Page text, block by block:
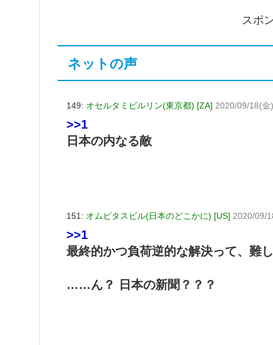
スポ
ネットの声
149: オセルタミビルリン(東京都) [ZA] 2020/09/18(
>>1
日本の内なる敵
151: オムビタスビル(日本のどこかに) [US] 2020/09/
>>1
最終的かつ負荷逆的な解決って、難
……ん？ 日本の新聞？？？